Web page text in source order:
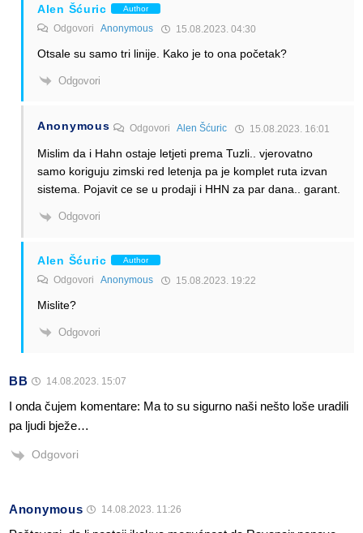
Alen Šćuric Author
Odgovori Anonymous 15.08.2023. 04:30
Otsale su samo tri linije. Kako je to ona početak?
Odgovori
Anonymous OdgovoriAlen Šćuric 15.08.2023. 16:01
Mislim da i Hahn ostaje letjeti prema Tuzli.. vjerovatno
samo koriguju zimski red letenja pa je komplet ruta izvan
sistema. Pojavit ce se u prodaji i HHN za par dana.. garant.
Odgovori
Alen Šćuric Author
Odgovori Anonymous 15.08.2023. 19:22
Mislite?
Odgovori
BB 14.08.2023. 15:07
I onda čujem komentare: Ma to su sigurno naši nešto loše uradili
pa ljudi bježe…
Odgovori
Anonymous 14.08.2023. 11:26